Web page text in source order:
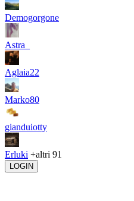
Demogorgone
Astra_
Aglaia22
Marko80
gianduiotty
Erluki +altri 91
LOGIN